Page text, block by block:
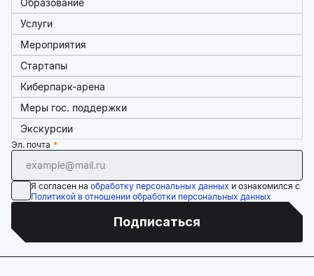
Образование
Услуги
Мероприятия
Стартапы
Киберпарк-арена
Меры гос. поддержки
Экскурсии
Эл. почта
Я согласен на обработку персональных данных и ознакомился с
Политикой в отношении обработки персональных данных
Подписаться